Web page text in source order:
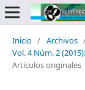
Inicio / Archivos
Vol. 4 Núm. 2
Artículos originales